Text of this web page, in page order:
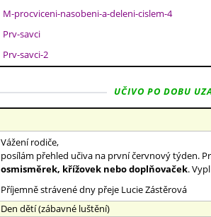
M-procviceni-nasobeni-a-deleni-cislem-4
Prv-savci
Prv-savci-2
UČIVO PO DOBU
Vážení rodiče,
posílám přehled učiva na první červnový týden.
osmisměrek, křížovek nebo doplňovaček.
Příjemně strávené dny přeje Lucie Zástěrová
Den dětí (zábavné luštění)